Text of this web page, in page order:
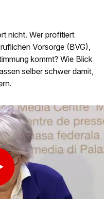
nicht. Wer profitiert
Vorsorge (BVG),
kommt? Wie Blick
selber schwer damit,